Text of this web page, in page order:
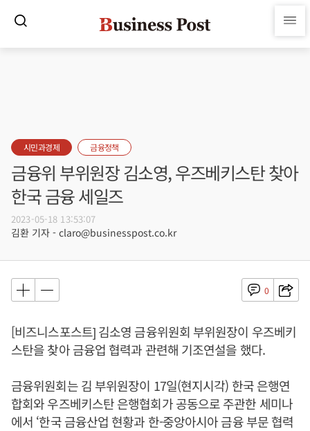
시민과경제 금융정책
금융위 부위원장 김소영, 우즈베키스탄 찾아
한국 금융 세일즈
2023-05-18 13:53:07
김환 기자 - claro@businesspost.co.kr
0
[비즈니스포스트] 김소영 금융위원회 부위원장이 우즈베키
스탄을 찾아 금융업 협력과 관련해 기조연설을 했다.
금융위원회는 김 부위원장이 17일(현지시각) 한국 은행연
합회와 우즈베키스탄 은행협회가 공동으로 주관한 세미나
에서 ‘한국 금융산업 현황과 한-중앙아시아 금융 부문 협력